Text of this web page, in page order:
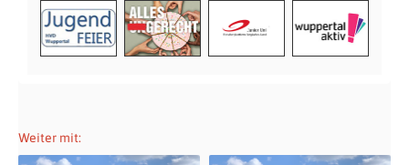
Weiter mit: